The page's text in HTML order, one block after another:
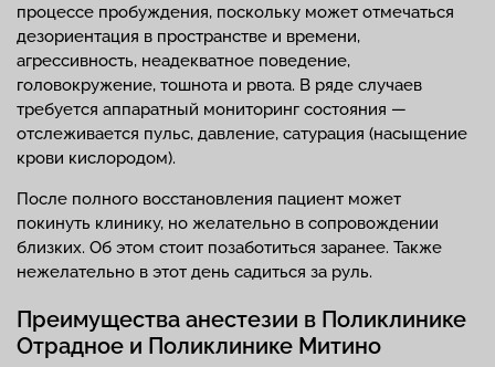
процессе пробуждения, поскольку может отмечаться
дезориентация в пространстве и времени,
агрессивность, неадекватное поведение,
головокружение, тошнота и рвота. В ряде случаев
требуется аппаратный мониторинг состояния —
отслеживается пульс, давление, сатурация (насыщение
крови кислородом).
После полного восстановления пациент может
покинуть клинику, но желательно в сопровождении
близких. Об этом стоит позаботиться заранее. Также
нежелательно в этот день садиться за руль.
Преимущества анестезии в Поликлинике
Отрадное и Поликлинике Митино